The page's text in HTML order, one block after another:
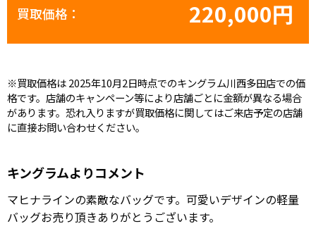
買取価格： 220,000円
※買取価格は 2025年10月2日時点でのキングラム川西多田店での価
格です。店舗のキャンペーン等により店舗ごとに金額が異なる場合
があります。恐れ入りますが買取価格に関してはご来店予定の店舗
に直接お問い合わせください。
キングラムよりコメント
マヒナラインの素敵なバッグです。可愛いデザインの軽量
バッグお売り頂きありがとうございます。